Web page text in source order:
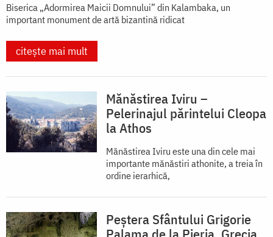
Biserica „Adormirea Maicii Domnului” din Kalambaka, un
important monument de artă bizantină ridicat
citește mai mult
Mănăstirea Iviru –
Pelerinajul părintelui Cleopa
la Athos
Mănăstirea Iviru este una din cele mai
importante mănăstiri athonite, a treia în
ordine ierarhică,
Peștera Sfântului Grigorie